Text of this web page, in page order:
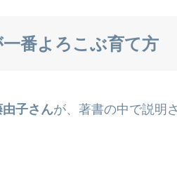
番よろこぶ育て方
由子さんが、著書の中で説明